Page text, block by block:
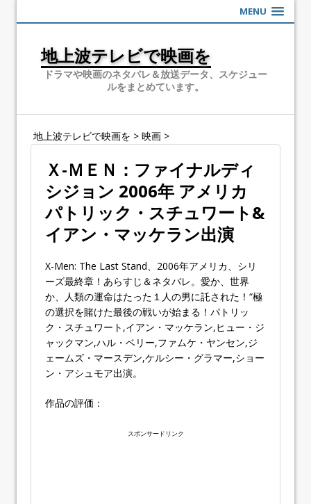
MENU
地上波テレビで映画を
ドラマや映画のネタバレ＆放送データ、スケジュー
ルをまとめています。
地上波テレビで映画を > 映画 >
Ｘ-ＭＥＮ：ファイナルディ
シジョン 2006年 アメリカ
パトリック・スチュワート&
イアン・マッケラン出演
X-Men: The Last Stand、2006年アメリカ、シリ
ーズ最終章！あらすじ＆ネタバレ。愛か、世界
か、人類の運命はたった１人の男に託された！“極
の選択を賭けた最後の戦いが始まる！パトリッ
ク・スチュワート,イアン・マッケラン,ヒュー・ジ
ャックマン,ハル・ベリー,ファムケ・ヤンセン,ジ
ェームズ・マースデン,ケルシー・グラマー,ショー
ン・アシュモア出演。
作品の評価：
スポンサードリンク